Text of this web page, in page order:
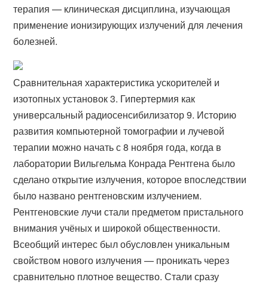
терапия — клиническая дисциплина, изучающая
применение ионизирующих излучений для лечения
болезней.
Сравнительная характеристика ускорителей и
изотопных установок 3. Гипертермия как
универсальный радиосенсибилизатор 9. Историю
развития компьютерной томографии и лучевой
терапии можно начать с 8 ноября года, когда в
лаборатории Вильгельма Конрада Рентгена было
сделано открытие излучения, которое впоследствии
было названо рентгеновским излучением.
Рентгеновские лучи стали предметом пристального
внимания учёных и широкой общественности.
Всеобщий интерес был обусловлен уникальным
свойством нового излучения — проникать через
сравнительно плотное вещество. Стали сразу